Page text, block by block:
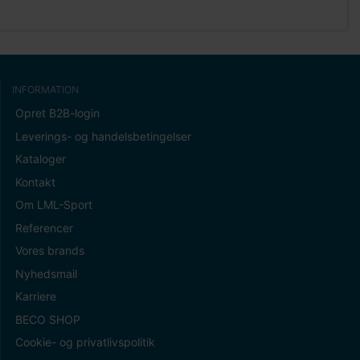
INFORMATION
Opret B2B-login
Leverings- og handelsbetingelser
Kataloger
Kontakt
Om LML-Sport
Referencer
Vores brands
Nyhedsmail
Karriere
BECO SHOP
Cookie- og privatlivspolitik